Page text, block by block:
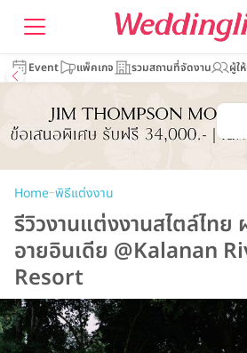
Event แพ็คเกจ รวมสถานที่จัดงาน ผู้ใ
Home–พิธีแต่งงาน
รีวิวงานแต่งงานสไตล์ไท
อายอินเดีย @Kalanan
Resort